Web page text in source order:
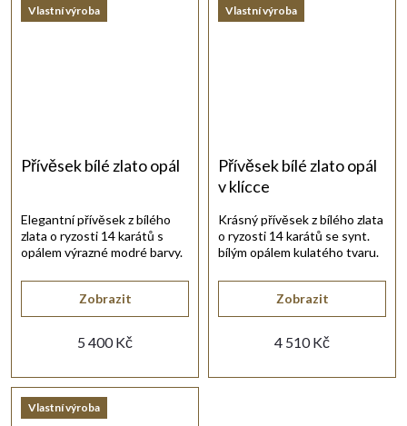
Vlastní výroba
Přívěsek bílé zlato opál
5 400 Kč
Zobrazit
Elegantní přívěsek z bílého
zlata o ryzosti 14 karátů s
opálem výrazné modré barvy.
Vlastní výroba
Přívěsek bílé zlato opál
v klícce
4 510 Kč
Zobrazit
Krásný přívěsek z bílého zlata
o ryzosti 14 karátů se synt.
bílým opálem kulatého tvaru.
Vlastní výroba